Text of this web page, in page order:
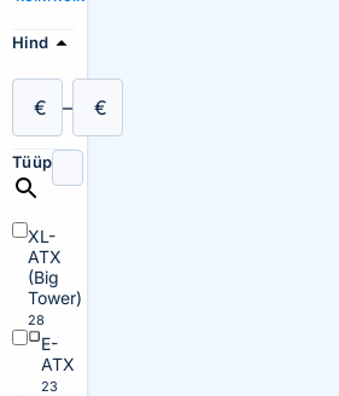
Hind
€ – €
Tüüp
XL-
ATX
(Big
Tower)
28
E-
ATX
23